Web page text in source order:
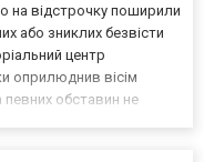
на відстрочку поширили
або зниклих безвісти
центр
оприлюднив вісім
певних обставин не